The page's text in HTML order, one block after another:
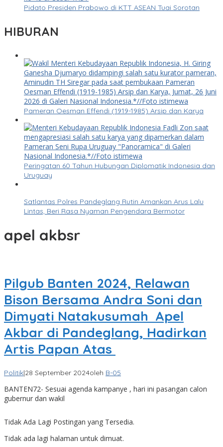
Pidato Presiden Prabowo di KTT ASEAN Tuai Sorotan
HIBURAN
Pameran Oesman Effendi (1919-1985) Arsip dan Karya
Peringatan 60 Tahun Hubungan Diplomatik Indonesia dan
Uruguay
Satlantas Polres Pandeglang Rutin Amankan Arus Lalu
Lintas, Beri Rasa Nyaman Pengendara Bermotor
apel akbsr
Pilgub Banten 2024, Relawan
Bison Bersama Andra Soni dan
Dimyati Natakusumah Apel
Akbar di Pandeglang, Hadirkan
Artis Papan Atas
Politik|28 September 2024oleh B-05
BANTEN72- Sesuai agenda kampanye , hari ini pasangan calon
gubernur dan wakil
Tidak Ada Lagi Postingan yang Tersedia.
Tidak ada lagi halaman untuk dimuat.